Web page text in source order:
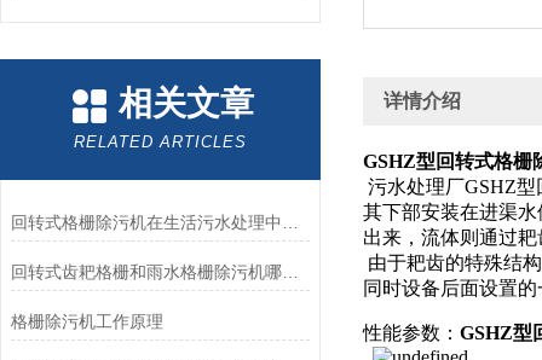
相关文章
RELATED ARTICLES
回转式齿耙格栅和雨水格栅除污机哪个好？如何选择-南京凯普德帮您分析
格栅除污机工作原理
详情介绍
GSHZ型回转式格栅
污水处理厂GSHZ
其下部安装在进渠
出来，流体则通过
由于耙齿的特殊结
同时设备后面设置
性能参数： GSHZ型